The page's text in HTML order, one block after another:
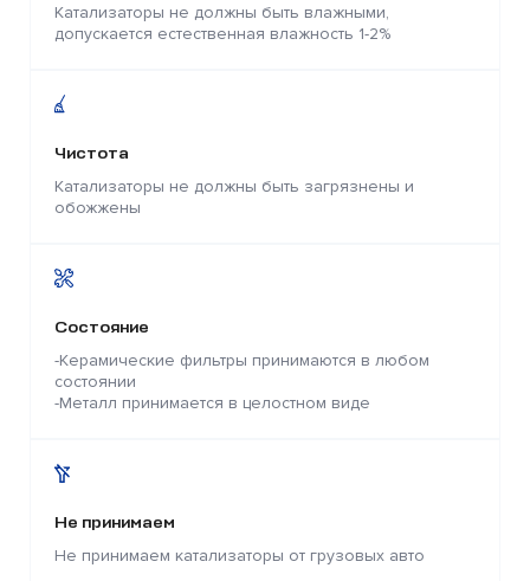
Катализаторы не должны быть влажными,
допускается естественная влажность 1-2%
Чистота
Катализаторы не должны быть загрязнены и
обожжены
Состояние
-Керамические фильтры принимаются в любом
состоянии
-Металл принимается в целостном виде
Не принимаем
Не принимаем катализаторы от грузовых авто